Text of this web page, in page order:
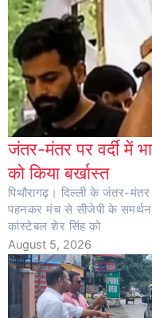
जंतर-मंतर पर वर्दी में
को किया बर्खास्त
पिथौरागढ़। दिल्ली के जंतर-
पहनकर मंच से सीजेपी के समर्थन
कांस्टेबल शेर सिंह को
August 5, 2026